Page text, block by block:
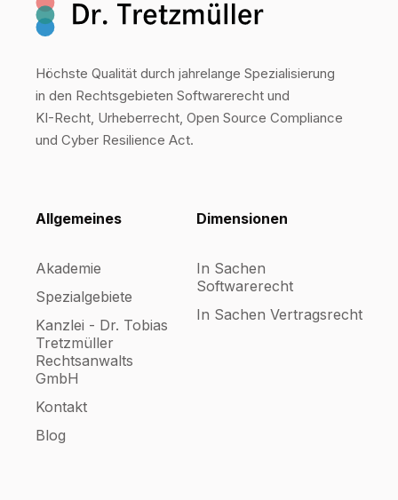
Höchste Qualität durch jahrelange Spezialisierung
in den Rechtsgebieten Softwarerecht und
KI-Recht, Urheberrecht, Open Source Compliance
und Cyber Resilience Act.
Allgemeines
Akademie
Spezialgebiete
Kanzlei - Dr. Tobias
Tretzmüller
Rechtsanwalts
GmbH
Kontakt
Blog
Dimensionen
In Sachen
Softwarerecht
In Sachen Vertragsrecht